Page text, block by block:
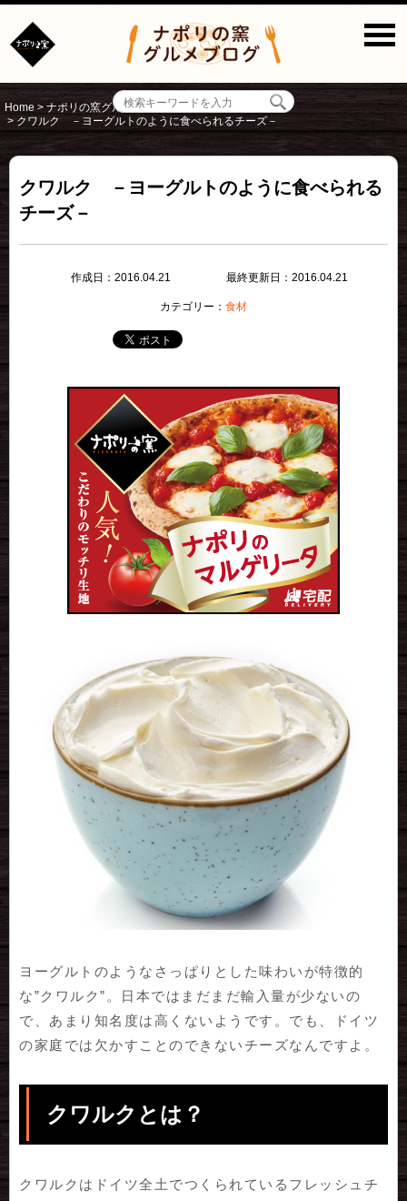
Home > ナポリの窯グルメブログ >
食材
> クワルク －ヨーグルトのように食べられるチーズ－
クワルク －ヨーグルトのように食べられる
チーズ－
作成日：2016.04.21 最終更新日：2016.04.21
カテゴリー： 食材
ヨーグルトのようなさっぱりとした味わいが特徴的
な”クワルク”。日本ではまだまだ輸入量が少ないの
で、あまり知名度は高くないようです。でも、ドイツ
の家庭では欠かすことのできないチーズなんですよ。
クワルクとは？
クワルクはドイツ全土でつくられているフレッシュチ